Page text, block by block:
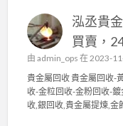
泓丞貴
買賣，
由 admin_ops 在 2023-
貴金屬回收 貴金屬回收-
收-金粒回收-金粉回收-
收,銀回收,貴金屬提煉,金